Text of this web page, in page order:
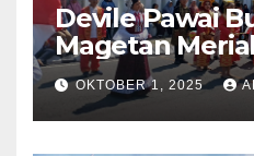
Devile Pawai
Magetan
79 dengan
Diversity
OKTOBER 1, 2025